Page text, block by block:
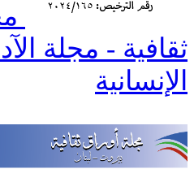
ثقافية - مجلة
الإنسانية